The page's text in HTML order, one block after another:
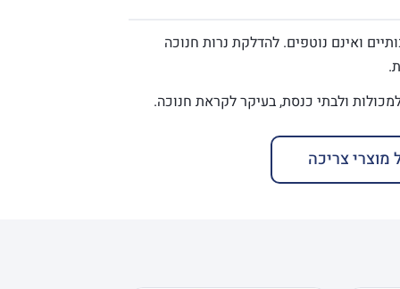
ואינם נוטפים. להדלקת נרות חנוכה
מוצרי צריכה